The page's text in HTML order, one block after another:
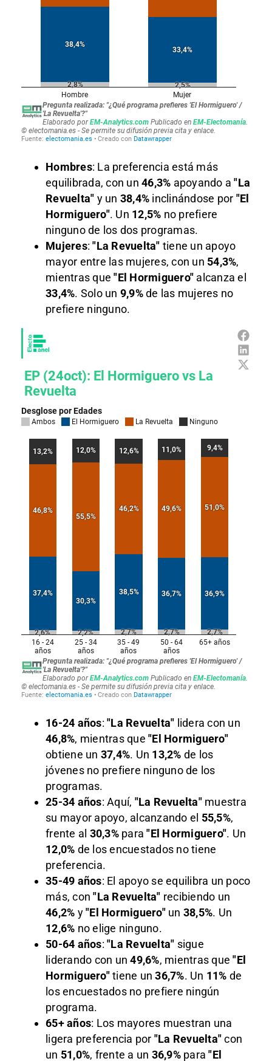
Hombres: La preferencia está más
equilibrada, con un 46,3% apoyando a"La
Revuelta" y un 38,4% inclinándose por "El
Hormiguero". Un 12,5% no prefiere
ninguno de los dos programas.
Mujeres:"La Revuelta" tiene un apoyo
mayor entre las mujeres, con un 54,3%,
mientras que"El Hormiguero" alcanza el
33,4%. Solo un 9,9%de las mujeres no
prefiere ninguno.
16-24 años: "La Revuelta" lidera con un
46,8%, mientras que "El Hormiguero"
obtiene un 37,4%. Un 13,2% de los
jóvenes no prefiere ninguno de los
programas.
25-34 años: Aquí, "La Revuelta"muestra
su mayor apoyo, alcanzando el 55,5%,
frente al 30,3%para"El Hormiguero". Un
12,0% de los encuestados no tiene
preferencia.
35-49 años: El apoyo se equilibra un poco
más, con"La Revuelta" recibiendo un
46,2% y"El Hormiguero"un 38,5%. Un
12,6% no elige ninguno.
50-64 años: "La Revuelta" sigue
liderando con un49,6%, mientras que"El
Hormiguero"tiene un36,7%. Un 11% de
los encuestados no prefiere ningún
programa.
65+ años: Los mayores muestran una
ligera preferencia por "La Revuelta"con
un 51,0%, frente a un 36,9%para"El